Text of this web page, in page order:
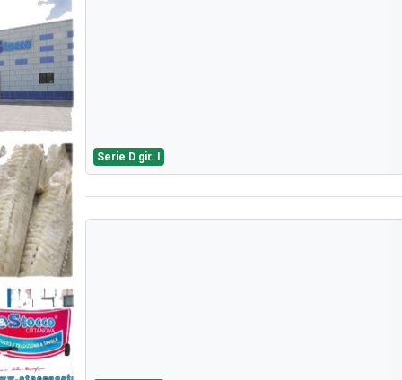
Serie D gir. I